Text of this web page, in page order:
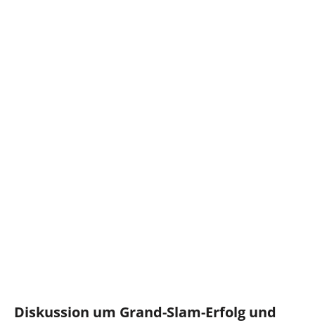
Diskussion um Grand-Slam-Erfolg und